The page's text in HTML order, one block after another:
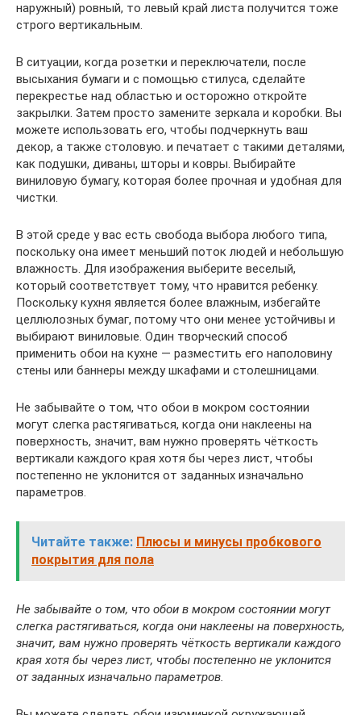
наружный) ровный, то левый край листа получится тоже
строго вертикальным.
В ситуации, когда розетки и переключатели, после
высыхания бумаги и с помощью стилуса, сделайте
перекрестье над областью и осторожно откройте
закрылки. Затем просто замените зеркала и коробки. Вы
можете использовать его, чтобы подчеркнуть ваш
декор, а также столовую. и печатает с такими деталями,
как подушки, диваны, шторы и ковры. Выбирайте
виниловую бумагу, которая более прочная и удобная для
чистки.
В этой среде у вас есть свобода выбора любого типа,
поскольку она имеет меньший поток людей и небольшую
влажность. Для изображения выберите веселый,
который соответствует тому, что нравится ребенку.
Поскольку кухня является более влажным, избегайте
целлюлозных бумаг, потому что они менее устойчивы и
выбирают виниловые. Один творческий способ
применить обои на кухне — разместить его наполовину
стены или баннеры между шкафами и столешницами.
Не забывайте о том, что обои в мокром состоянии
могут слегка растягиваться, когда они наклеены на
поверхность, значит, вам нужно проверять чёткость
вертикали каждого края хотя бы через лист, чтобы
постепенно не уклонится от заданных изначально
параметров.
Читайте также: Плюсы и минусы пробкового
покрытия для пола
Не забывайте о том, что обои в мокром состоянии могут
слегка растягиваться, когда они наклеены на поверхность,
значит, вам нужно проверять чёткость вертикали каждого
края хотя бы через лист, чтобы постепенно не уклонится
от заданных изначально параметров.